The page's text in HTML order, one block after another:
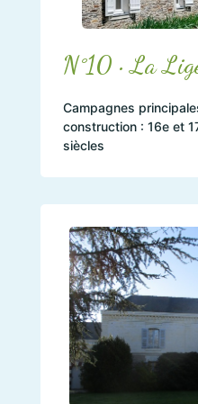
N°10 • La
Campagnes
construction : 16e et
siècles